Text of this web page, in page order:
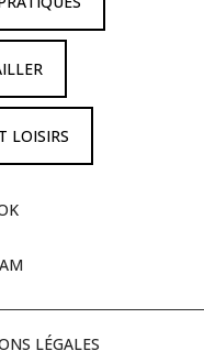
LOISIRS
LÉGALES